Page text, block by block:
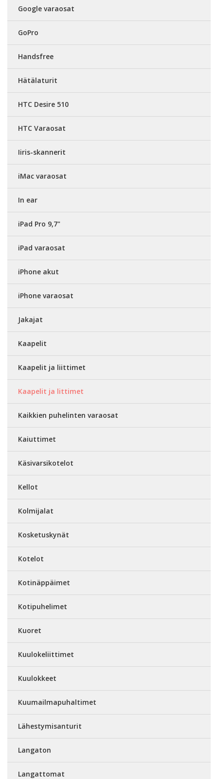
Google varaosat
GoPro
Handsfree
Hätälaturit
HTC Desire 510
HTC Varaosat
Iiris-skannerit
iMac varaosat
In ear
iPad Pro 9,7"
iPad varaosat
iPhone akut
iPhone varaosat
Jakajat
Kaapelit
Kaapelit ja liittimet
Kaapelit ja littimet
Kaikkien puhelinten varaosat
Kaiuttimet
Käsivarsikotelot
Kellot
Kolmijalat
Kosketuskynät
Kotelot
Kotinäppäimet
Kotipuhelimet
Kuoret
Kuulokeliittimet
Kuulokkeet
Kuumailmapuhaltimet
Lähestymisanturit
Langaton
Langattomat